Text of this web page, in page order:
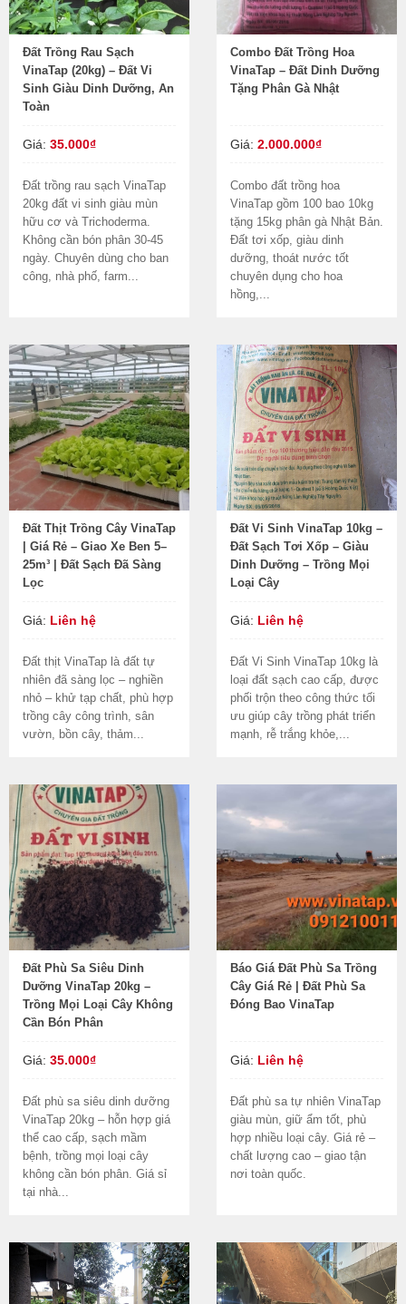
Đất Trồng Rau Sạch
VinaTap (20kg) – Đất Vi
Sinh Giàu Dinh Dưỡng, An
Toàn
Giá: 35.000₫
Đất trồng rau sạch VinaTap
20kg đất vi sinh giàu mùn
hữu cơ và Trichoderma.
Không cần bón phân 30-45
ngày. Chuyên dùng cho ban
công, nhà phố, farm...
Combo Đất Trồng Hoa
VinaTap – Đất Dinh Dưỡng
Tặng Phân Gà Nhật
Giá: 2.000.000₫
Combo đất trồng hoa
VinaTap gồm 100 bao 10kg
tặng 15kg phân gà Nhật Bản.
Đất tơi xốp, giàu dinh
dưỡng, thoát nước tốt
chuyên dụng cho hoa
hồng,...
Đất Thịt Trồng Cây VinaTap
| Giá Rẻ – Giao Xe Ben 5–
25m³ | Đất Sạch Đã Sàng
Lọc
Giá: Liên hệ
Đất thịt VinaTap là đất tự
nhiên đã sàng lọc – nghiền
nhỏ – khử tạp chất, phù hợp
trồng cây công trình, sân
vườn, bồn cây, thảm...
Đất Vi Sinh VinaTap 10kg –
Đất Sạch Tơi Xốp – Giàu
Dinh Dưỡng – Trồng Mọi
Loại Cây
Giá: Liên hệ
Đất Vi Sinh VinaTap 10kg là
loại đất sạch cao cấp, được
phối trộn theo công thức tối
ưu giúp cây trồng phát triển
mạnh, rễ trắng khỏe,...
Đất Phù Sa Siêu Dinh
Dưỡng VinaTap 20kg –
Trồng Mọi Loại Cây Không
Cần Bón Phân
Giá: 35.000₫
Đất phù sa siêu dinh dưỡng
VinaTap 20kg – hỗn hợp giá
thể cao cấp, sạch mầm
bệnh, trồng mọi loại cây
không cần bón phân. Giá sỉ
tại nhà...
Báo Giá Đất Phù Sa Trồng
Cây Giá Rẻ | Đất Phù Sa
Đóng Bao VinaTap
Giá: Liên hệ
Đất phù sa tự nhiên VinaTap
giàu mùn, giữ ẩm tốt, phù
hợp nhiều loại cây. Giá rẻ –
chất lượng cao – giao tận
nơi toàn quốc.